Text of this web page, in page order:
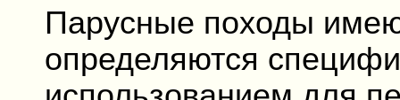
Парусные походы
определяются